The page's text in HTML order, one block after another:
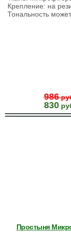
Крепление: на
Тональность
986
830
Простыня